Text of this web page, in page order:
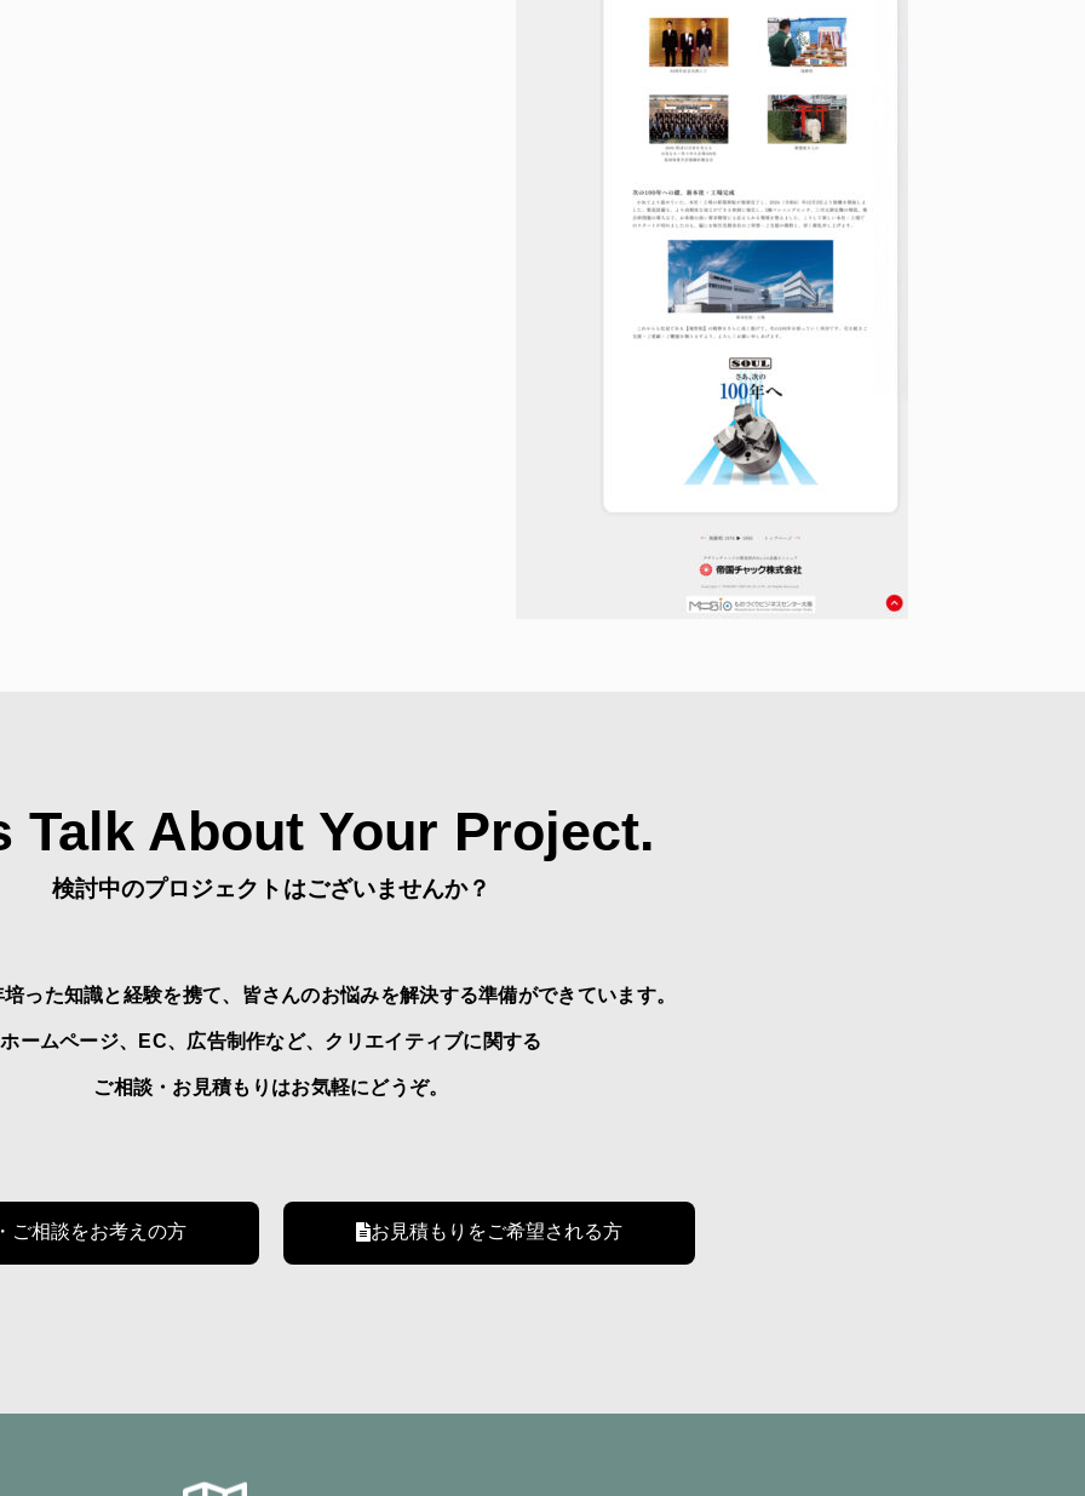
Talk About Your Project.
検討中のプロジェクトはございませんか？
った知識と経験を携て、皆さんのお悩みを解決する準備ができています。
ホームページ、EC、広告制作など、クリエイティブに関する
ご相談・お見積もりはお気軽にどうぞ。
ご相談をお考えの方 お見積もりをご希望される方